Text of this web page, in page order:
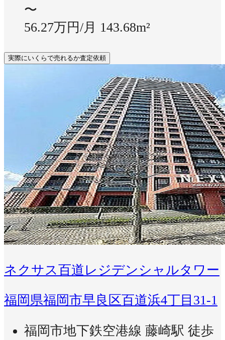
〜
56.27万円/月 143.68m²
実際にいくらで売れるか査定依頼
ネクサス百道レジデンシャルタワー
福岡県福岡市早良区百道浜4丁目31-1
福岡市地下鉄空港線 藤崎駅 徒歩